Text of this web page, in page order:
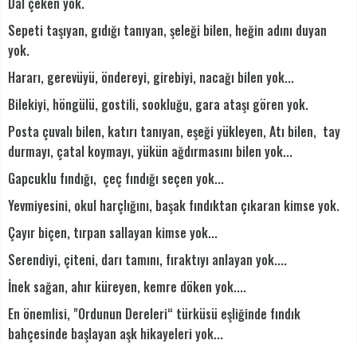
Sepeti taşıyan, gıdığı tanıyan, şeleği bilen, heğin adını duyan
yok.
Hararı, gerevüyü, öndereyi, girebiyi, nacağı bilen yok...
Bilekiyi, höngülü, gostili, sookluğu, gara ataşı gören yok.
Posta çuvalı bilen, katırı tanıyan, eşeği yükleyen, Atı bilen, tay
durmayı, çatal koymayı, yükün ağdırmasını bilen yok...
Gapcuklu fındığı, çeç fındığı seçen yok...
Yevmiyesini, okul harçlığını, başak fındıktan çıkaran kimse yok.
Çayır biçen, tırpan sallayan kimse yok...
Serendiyi, çiteni, darı tamını, fıraktıyı anlayan yok....
İnek sağan, ahır küreyen, kemre döken yok....
En önemlisi, "Ordunun Dereleri“ türküsü eşliğinde fındık
bahçesinde başlayan aşk hikayeleri yok...